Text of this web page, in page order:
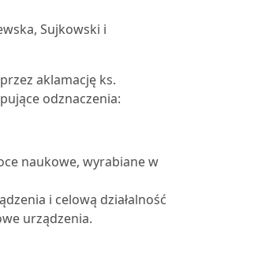
Sujkowski i
aklamację ks.
odznaczenia:
naukowe, wyrabiane w
i celową działalność
urządzenia.